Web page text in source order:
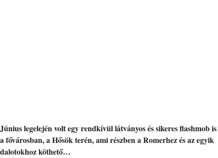
Június legelején volt egy rendkívül látványos és sikeres flashmob is
a fővárosban, a Hősök terén, ami részben a Romerhez és az egyik
dalotokhoz köthető…